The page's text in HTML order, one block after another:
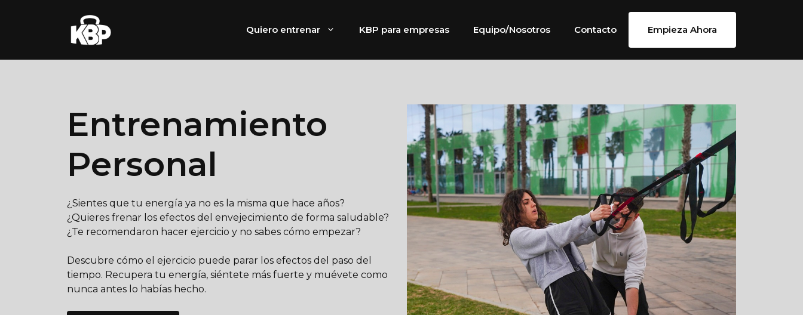
Quiero entrenar KBP para empresas Equipo/Nosotros Contacto Empieza Ahora
Entrenamiento
Personal
¿Sientes que tu energía ya no es la misma que hace años?
¿Quieres frenar los efectos del envejecimiento de forma saludable?
¿Te recomendaron hacer ejercicio y no sabes cómo empezar?
Descubre cómo el ejercicio puede parar los efectos del paso del
tiempo. Recupera tu energía, siéntete más fuerte y muévete como
nunca antes lo habías hecho.